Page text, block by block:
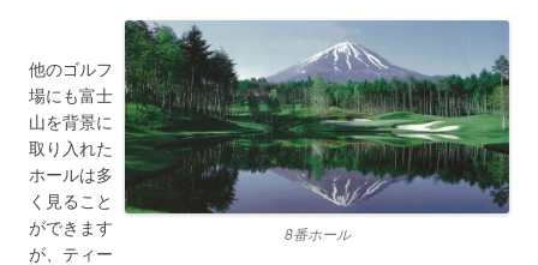
8番ホール
他のゴルフ
場にも富士
山を背景に
取り入れた
ホールは多
く見ること
ができます
が、ティー